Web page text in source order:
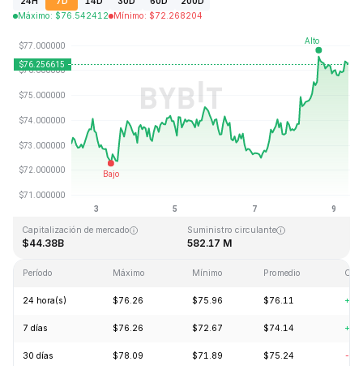
Máximo: $76.542412 Mínimo: $72.268204
Última actualización: 2026-08-09, 09:00 GMT+0
Máximo histórico
Capitalización de mercado
$44.38B
Suministro circulante
582.17 M
Período Máximo Mínimo Promedio
24 hora(s) $76.26 $75.96 $76.11
7 días $76.26 $72.67 $74.14
30 días $78.09 $71.89 $75.24 -